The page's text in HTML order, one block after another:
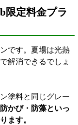
限定料金プラ
です。夏場は光熱
解消できるでしょ
塗料と同じグレー
かび・防藻といっ
ます。